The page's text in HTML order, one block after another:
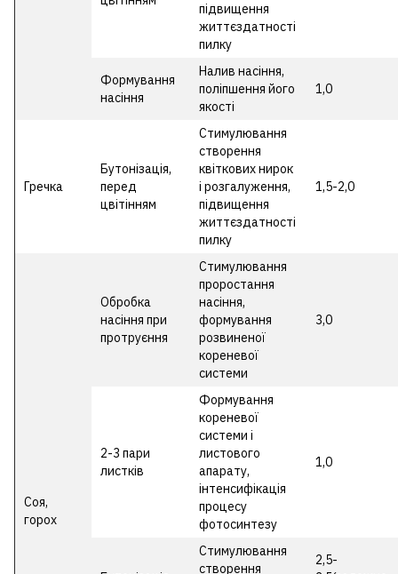
підвищення
життєздатності
пилку
Формування
насіння
Налив насіння,
поліпшення його
якості
1,0
Гречка
Бутонізація,
перед
цвітінням
Стимулювання
створення
квіткових нирок
і розгалуження,
підвищення
життєздатності
пилку
1,5-2,0
Соя,
горох
Обробка
насіння при
протруєння
Стимулювання
проростання
насіння,
формування
розвиненої
кореневої
системи
3,0
2-3 пари
листків
Формування
кореневої
системи і
листового
апарату,
інтенсифікація
процесу
фотосинтезу
1,0
Стимулювання
створення
2,5-